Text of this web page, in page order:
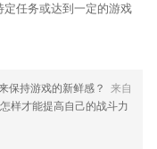
的普通话；
任务或达到一定的游戏
保持游戏的新鲜感？ 来自
样才能提高自己的战斗力